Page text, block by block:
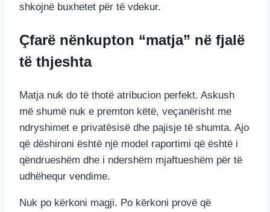
shkojnë buxhetet për të vdekur.
Çfarë nënkupton “matja” në fjalë
të thjeshta
Matja nuk do të thotë atribucion perfekt. Askush
më shumë nuk e premton këtë, veçanërisht me
ndryshimet e privatësisë dhe pajisje të shumta. Ajo
që dëshironi është një model raportimi që është i
qëndrueshëm dhe i ndershëm mjaftueshëm për të
udhëhequr vendime.
Nuk po kërkoni magji. Po kërkoni provë që